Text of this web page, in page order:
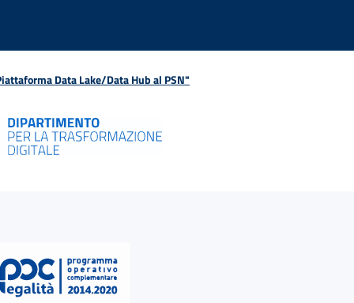
Data Lake/Data Hub al PSN"